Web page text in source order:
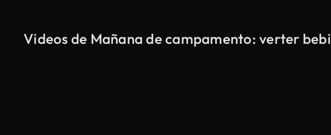
Videos de Mañana de campamento: verter